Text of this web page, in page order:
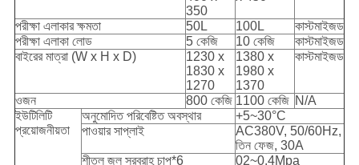
350
পরীক্ষা এলাকার ক্ষমতা 50L 100L
কাস্টমাইজড
পরীক্ষা এলাকা লোড
5 কেজি 10 কেজি
কাস্টমাইজড
বাইরের মাত্রা (W x H x D)
1230 x
1830 x
1270
1380 x
1980 x
1370
কাস্টমাইজড
ওজন 800 কেজি 1100 কেজি N/A
ইউটিলিটি
প্রয়োজনীয়তা
অনুমোদিত পরিবেষ্টিত অবস্থার
+5~30°C
পাওয়ার সাপ্লাই
AC380V, 50/60Hz,
তিন ফেজ, 30A
শীতল জল সরবরাহ চাপ*6
02~0.4Mpa